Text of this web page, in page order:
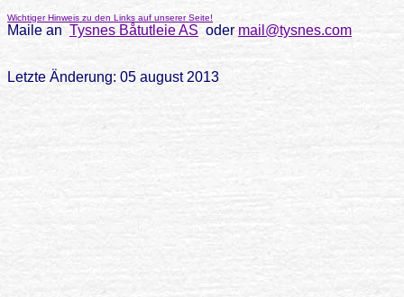
Wichtiger Hinweis zu den Links auf unserer Seite!
Maile an Tysnes Båtutleie AS oder mail@tysnes.com
Letzte Änderung: 05 august 2013